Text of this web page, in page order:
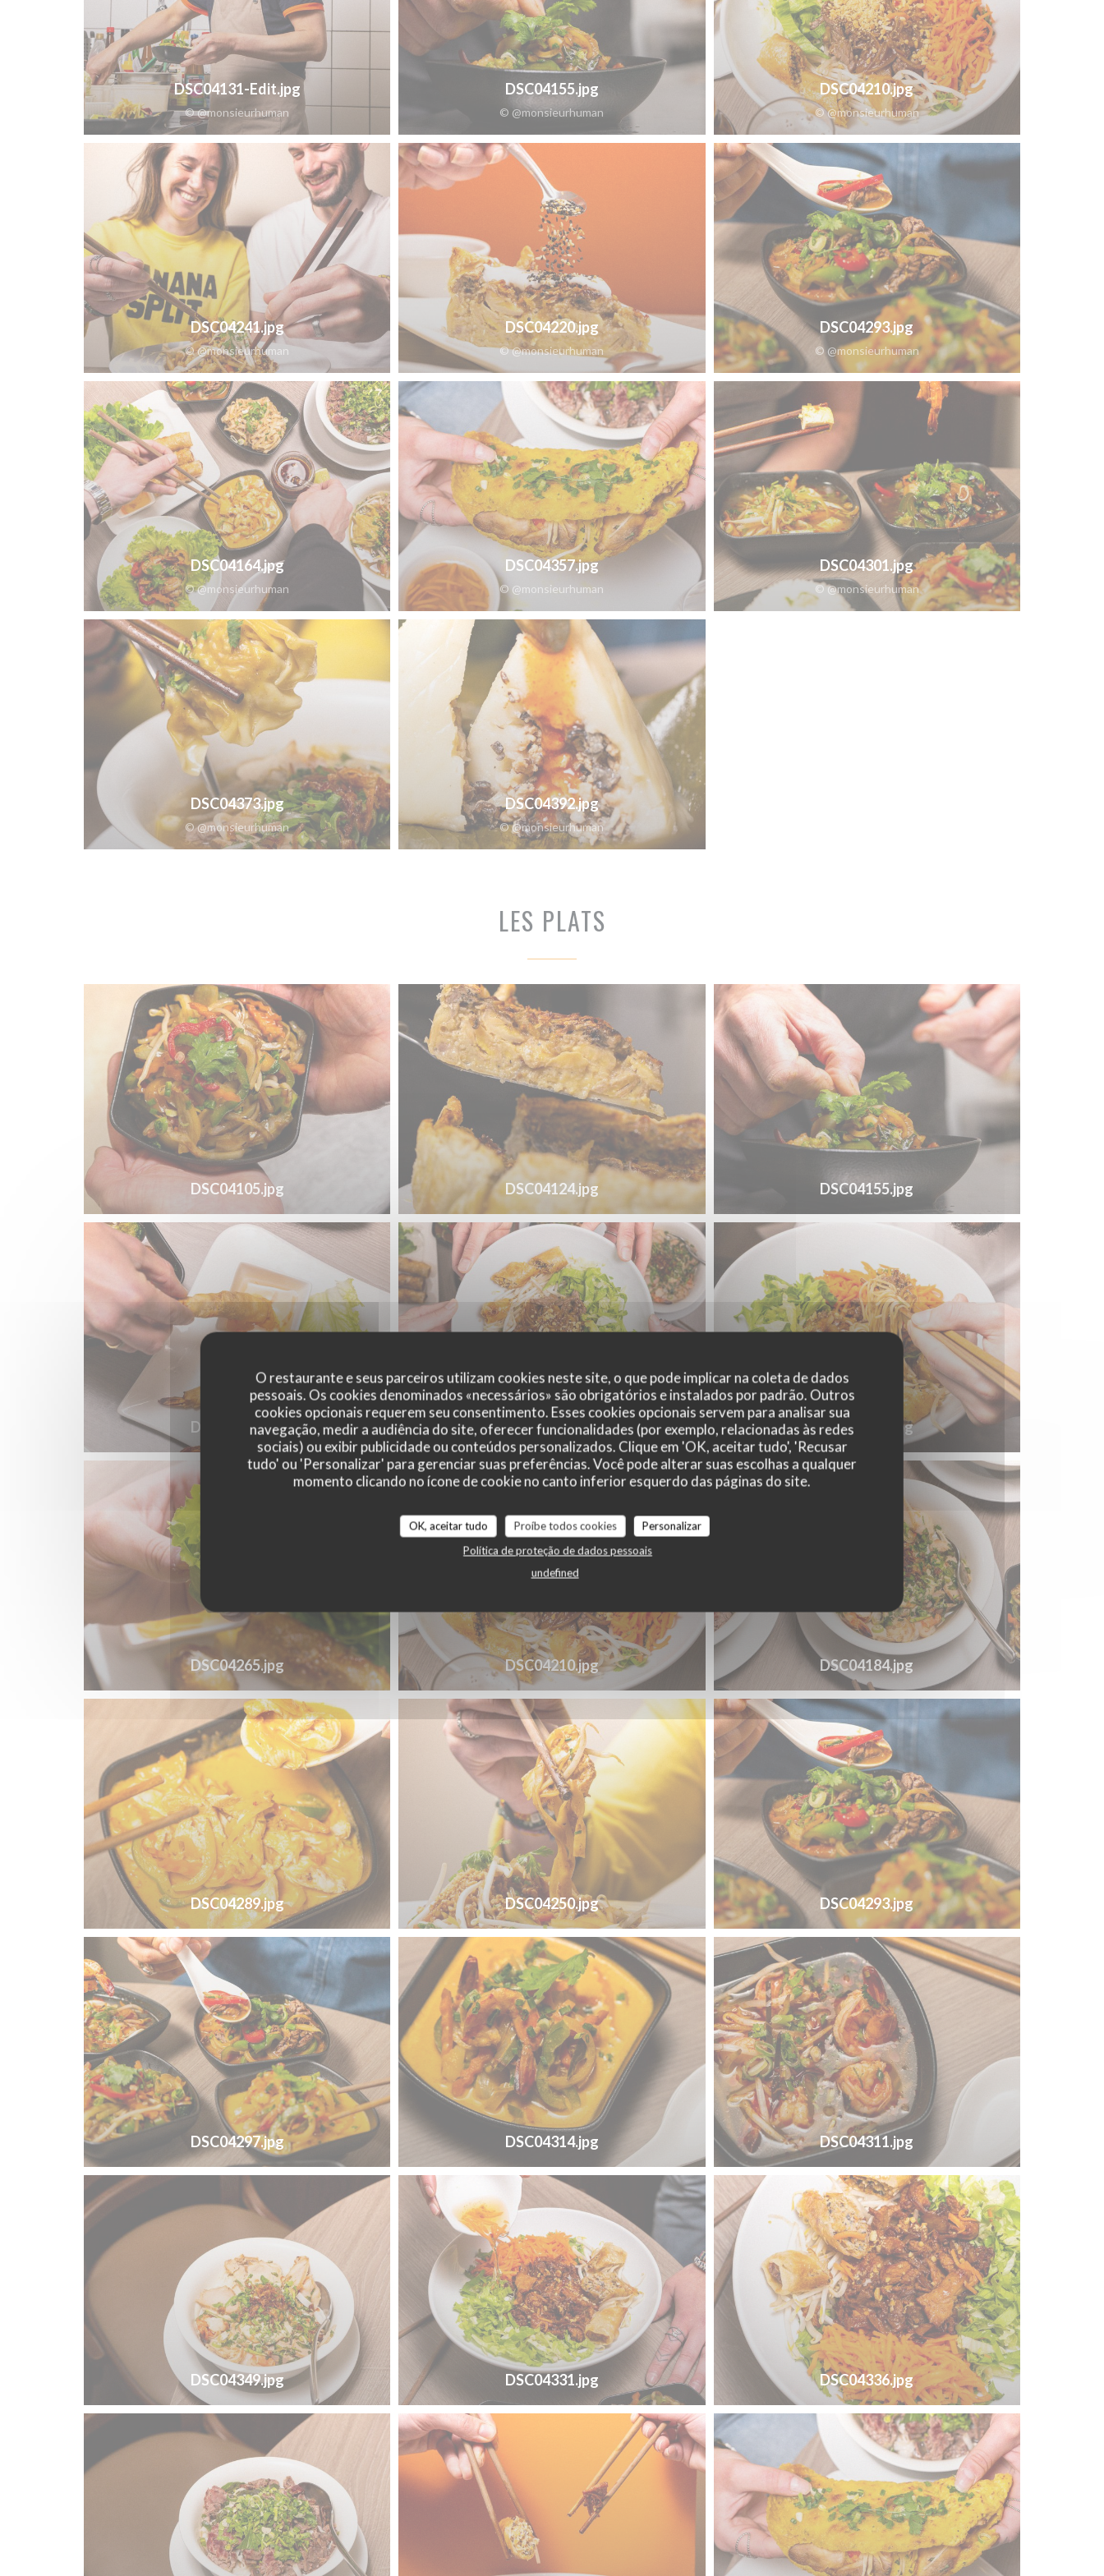
O restaurante e seus parceiros utilizam cookies neste site, o que pode implicar na coleta de dados
pessoais. Os cookies denominados «necessários» são obrigatórios e instalados por padrão. Outros
cookies opcionais requerem seu consentimento. Esses cookies opcionais servem para analisar sua
navegação, medir a audiência do site, oferecer funcionalidades (por exemplo, relacionadas às redes
sociais) ou exibir publicidade ou conteúdos personalizados. Clique em 'OK, aceitar tudo', 'Recusar
tudo' ou 'Personalizar' para gerenciar suas preferências. Você pode alterar suas escolhas a qualquer
momento clicando no ícone de cookie no canto inferior esquerdo das páginas do site.
OK, aceitar tudo Proíbe todos cookies
Personalizar
Política de proteção de dados pessoais
undefined
DSC04131-Edit.jpg
© @monsieurhuman
DSC04155.jpg
© @monsieurhuman
DSC04210.jpg
© @monsieurhuman
DSC04241.jpg
© @monsieurhuman
DSC04220.jpg
© @monsieurhuman
DSC04293.jpg
© @monsieurhuman
DSC04164.jpg
© @monsieurhuman
DSC04357.jpg
© @monsieurhuman
DSC04301.jpg
© @monsieurhuman
DSC04373.jpg
© @monsieurhuman
DSC04392.jpg
© @monsieurhuman
LES PLATS
DSC04105.jpg DSC04124.jpg DSC04155.jpg
DSC04169.jpg DSC04177.jpg DSC04231.jpg
DSC04265.jpg DSC04210.jpg DSC04184.jpg
DSC04289.jpg DSC04250.jpg DSC04293.jpg
DSC04297.jpg DSC04314.jpg DSC04311.jpg
DSC04349.jpg DSC04331.jpg DSC04336.jpg